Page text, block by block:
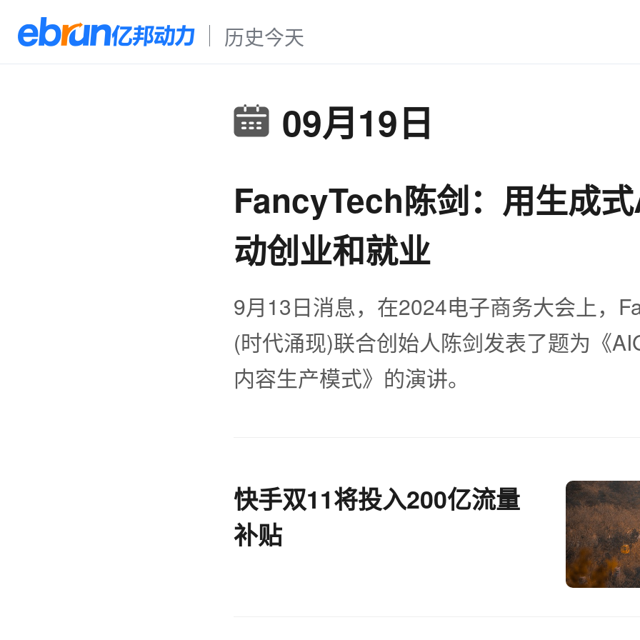
历史今天
09月19日
FancyTech陈剑：用生成
动创业和就业
9月13日消息，在2024电子商务大会上，
(时代涌现)联合创始人陈剑发表了题为《
内容生产模式》的演讲。
快手双11将投入200亿流量
补贴